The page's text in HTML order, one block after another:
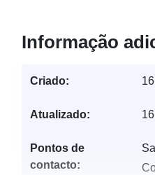
Informação
Criado:
Atualizado:
Pontos de
contacto: